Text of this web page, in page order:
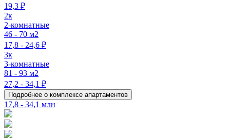
19,3 ₽
2к
2-комнатные
46 - 70 м2
17,8 - 24,6 ₽
3к
3-комнатные
81 - 93 м2
27,2 - 34,1 ₽
Подробнее о комплексе апартаментов
17,8 - 34,1 млн